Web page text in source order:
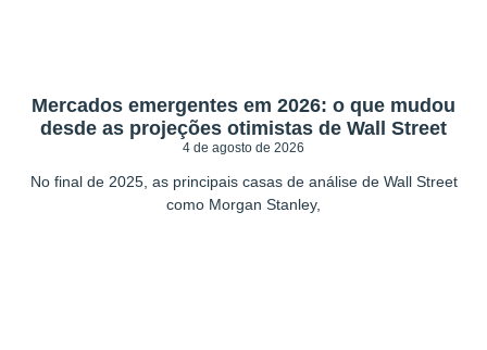
Mercados emergentes em 2026: o que mudou
desde as projeções otimistas de Wall Street
4 de agosto de 2026
No final de 2025, as principais casas de análise de Wall Street
como Morgan Stanley,